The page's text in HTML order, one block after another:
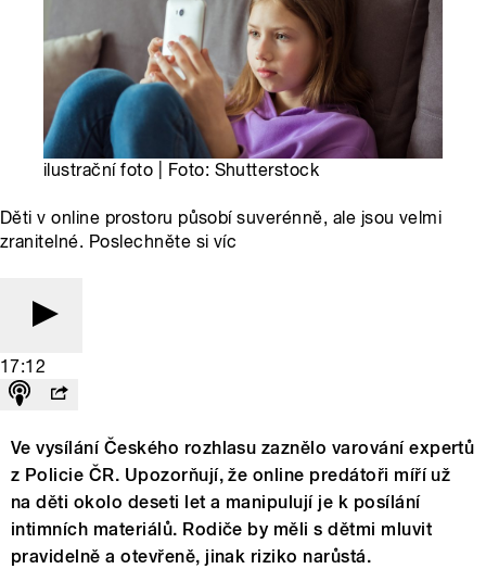
ilustrační foto | Foto: Shutterstock
Děti v online prostoru působí suverénně, ale jsou velmi
zranitelné. Poslechněte si víc
17:12
Ve vysílání Českého rozhlasu zaznělo varování expertů
z Policie ČR. Upozorňují, že online predátoři míří už
na děti okolo deseti let a manipulují je k posílání
intimních materiálů. Rodiče by měli s dětmi mluvit
pravidelně a otevřeně, jinak riziko narůstá.